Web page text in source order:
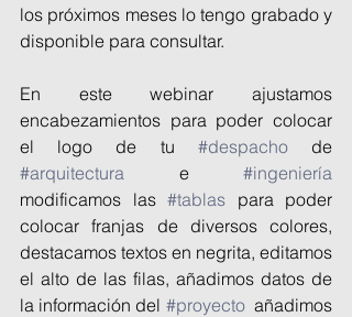
los próximos meses lo tengo grabado y
disponible para consultar.
En este webinar ajustamos
encabezamientos para poder colocar
el logo de tu #despacho
#arquitectura e #ingeniería
modificamos las #tablas para poder
colocar franjas de diversos colores,
destacamos textos en negrita, editamos
el alto de las filas, añadimos datos de
la información del #proyecto
  añadimos